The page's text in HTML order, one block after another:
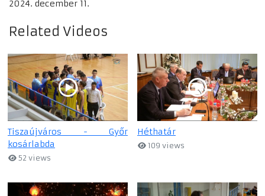
2024. december 11.
Related Videos
Tiszaújváros - Győr
kosárlabda
52 views
Héthatár
109 views